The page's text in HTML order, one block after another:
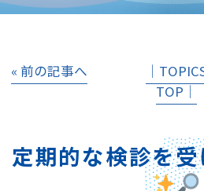
« 前の記事へ
TOP│
定期的な検診を